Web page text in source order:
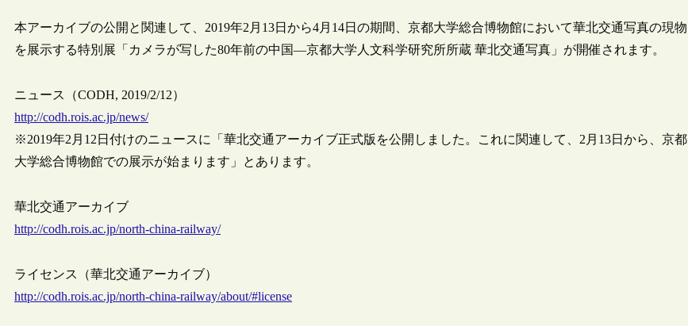
本アーカイブの公開と関連して、2019年2月13日から4月14日の期間、京都大学総合博物館において華北交通写真の現物
を展示する特別展「カメラが写した80年前の中国―京都大学人文科学研究所所蔵 華北交通写真」が開催されます。
ニュース（CODH, 2019/2/12）
http://codh.rois.ac.jp/news/
※2019年2月12日付けのニュースに「華北交通アーカイブ正式版を公開しました。これに関連して、2月13日から、京都
大学総合博物館での展示が始まります」とあります。
華北交通アーカイブ
http://codh.rois.ac.jp/north-china-railway/
ライセンス（華北交通アーカイブ）
http://codh.rois.ac.jp/north-china-railway/about/#license